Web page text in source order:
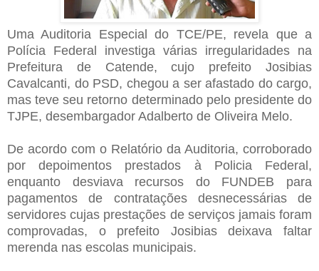
Uma Auditoria Especial do TCE/PE, revela que a
Polícia Federal investiga várias irregularidades na
Prefeitura de Catende, cujo prefeito Josibias
Cavalcanti, do PSD, chegou a ser afastado do cargo,
mas teve seu retorno determinado pelo presidente do
TJPE, desembargador Adalberto de Oliveira Melo.
De acordo com o Relatório da Auditoria, corroborado
por depoimentos prestados à Policia Federal,
enquanto desviava recursos do FUNDEB para
pagamentos de contratações desnecessárias de
servidores cujas prestações de serviços jamais foram
comprovadas, o prefeito Josibias deixava faltar
merenda nas escolas municipais.